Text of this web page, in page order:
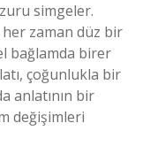
simgeler.
her zaman düz bir
bağlamda birer
çoğunlukla bir
anlatının bir
değişimleri